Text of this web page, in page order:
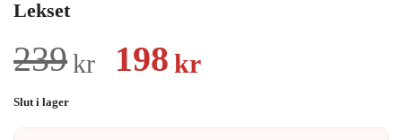
Lekset
239kr
Det
198 krDet
Slut i lager